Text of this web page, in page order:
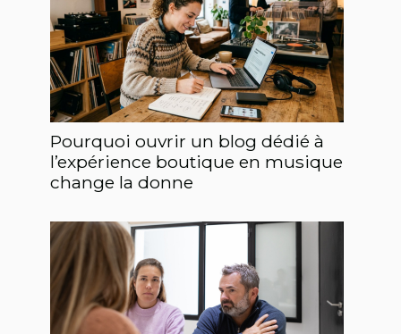
Pourquoi ouvrir un blog dédié à
l’expérience boutique en musique
change la donne